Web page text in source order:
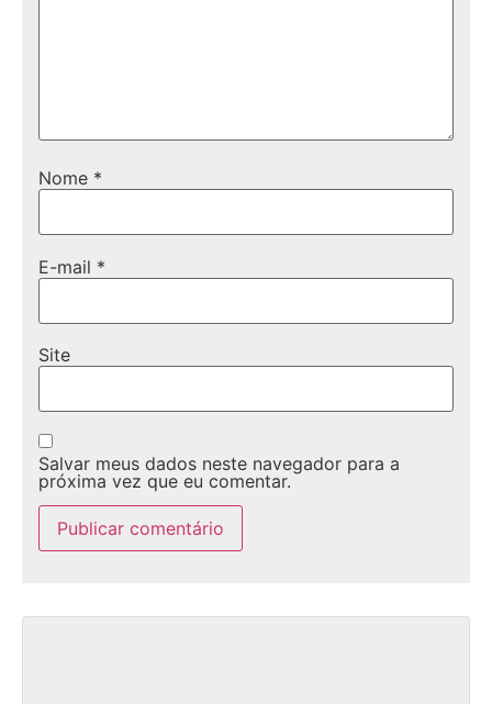
Nome *
E-mail *
Site
Salvar meus dados neste navegador para a
próxima vez que eu comentar.